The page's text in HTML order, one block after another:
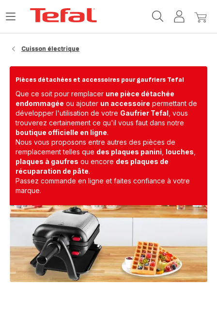
MonMon
Ouvrir
Cuisson électrique
Pièces détachées et accessoires pour gaufriers Tefal
Que ce soit pour remplacer une pièce détachée
endommagée ou ajouter un accessoire permettant de
développer l'utilisation de votre Gaufrier Tefal , vous
trouverez certainement ce qu'il vous faut dans notre
boutique officielle en ligne.
Nous vous proposons entre autres des pièces de
remplacement telles que des plaques panini louches
plaques à gaufres ou encore des plaques de
récuparation de pâte.
Passez commande en ligne et faites confiance à votre
marque.